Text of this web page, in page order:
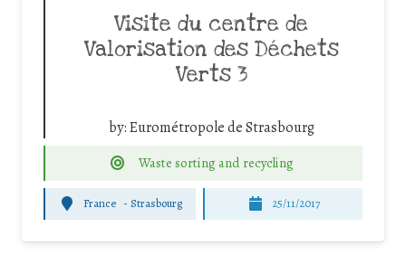
Visite du centre de
Valorisation des Déchets
Verts 3
by:Eurométropole de Strasbourg
Waste sorting and recycling
France - Strasbourg 25/11/2017